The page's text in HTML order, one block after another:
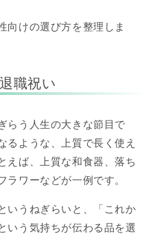
向けの選び方を整理しま
職祝い
らう人生の大きな節目で
るような、上質で長く使え
えば、上質な和食器、落ち
ワーなどが一例です。
いうねぎらいと、「これか
いう気持ちが伝わる品を選